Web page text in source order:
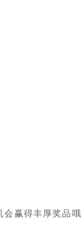
会赢得丰厚奖品